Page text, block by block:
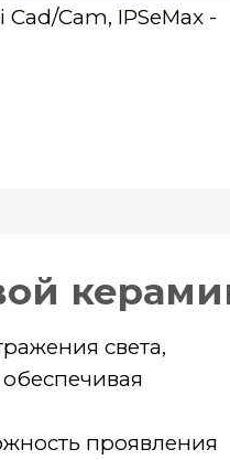
реакций и
как МРТ